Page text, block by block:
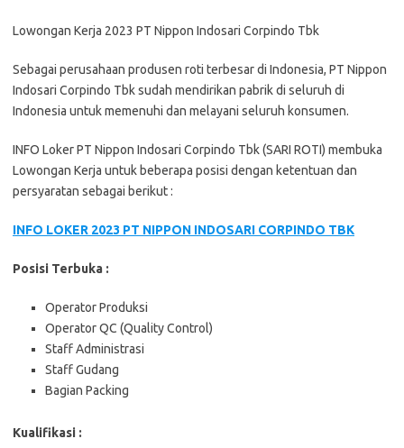
Lowongan Kerja 2023 PT Nippon Indosari Corpindo Tbk
Sebagai perusahaan produsen roti terbesar di Indonesia, PT Nippon
Indosari Corpindo Tbk sudah mendirikan pabrik di seluruh di
Indonesia untuk memenuhi dan melayani seluruh konsumen.
INFO Loker PT Nippon Indosari Corpindo Tbk (SARI ROTI) membuka
Lowongan Kerja untuk beberapa posisi dengan ketentuan dan
persyaratan sebagai berikut :
INFO LOKER 2023 PT NIPPON INDOSARI CORPINDO TBK
Posisi Terbuka :
Operator Produksi
Operator QC (Quality Control)
Staff Administrasi
Staff Gudang
Bagian Packing
Kualifikasi :